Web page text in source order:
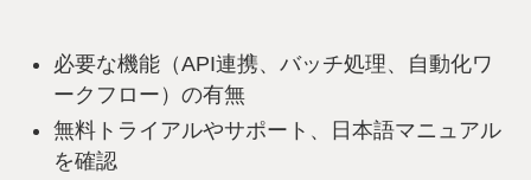
必要な機能（API連携、バッチ処理、自動化ワ
ークフロー）の有無
無料トライアルやサポート、日本語マニュアル
を確認